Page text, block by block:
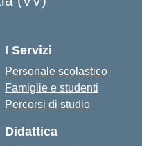
I Servizi
Personale scolastico
Famiglie e studenti
Percorsi di studio
Didattica